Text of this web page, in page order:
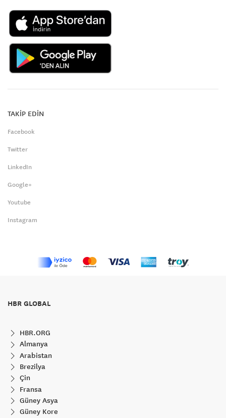
TAKİP EDİN
Facebook
Twitter
LinkedIn
Google+
Youtube
Instagram
HBR GLOBAL
HBR.ORG
Almanya
Arabistan
Brezilya
Çin
Fransa
Güney Asya
Güney Kore